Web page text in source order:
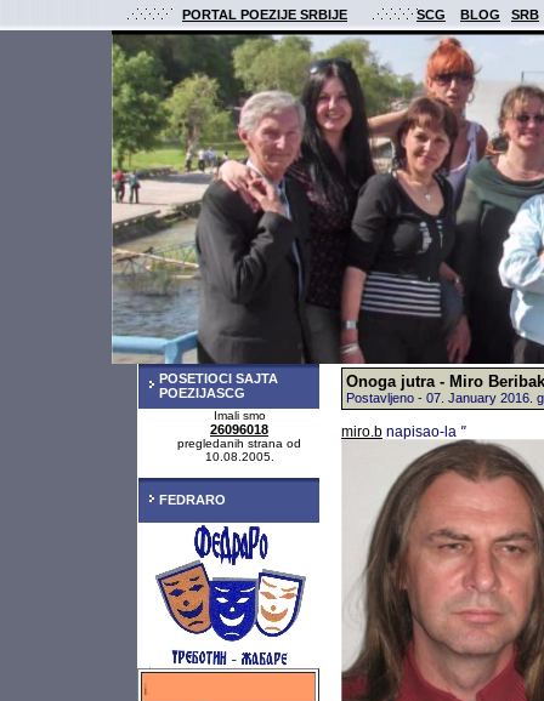
PORTAL POEZIJE SRBIJE SCG BLOG SRB
POSETIOCI SAJTA
POEZIJASCG
Imali smo
26096018
pregledanih strana od
10.08.2005.
FEDRARO
Onoga jutra - Miro
Postavljeno - 07. January 2016.
miro.b napisao-la "